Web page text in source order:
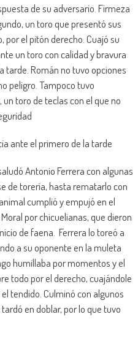
de su adversario. Firmeza
un toro que presentó sus
por el pitón derecho. Cuajó su
un toro con calidad y bravura
tarde. Román no tuvo opciones
peligro. Tampoco tuvo
toro de teclas con el que no
ante el primero de la tarde
Antonio Ferrera con algunas
de torería, hasta rematarlo con
cumplió y empujó en el
por chicuelianas, que dieron
de faena. Ferrera lo toreó a
a su oponente en la muleta
humillaba por momentos y el
todo por el derecho, cuajándole
tendido. Culminó con algunos
en doblar, por lo que tuvo